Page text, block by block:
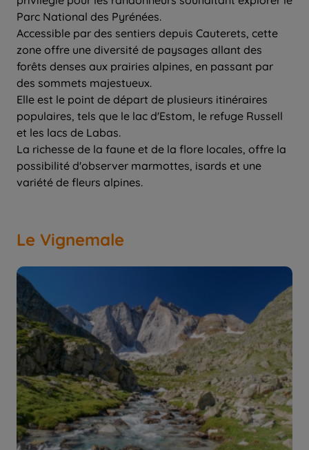
Parc National des Pyrénées.
Accessible par des sentiers depuis Cauterets, cette
zone offre une diversité de paysages allant des
forêts denses aux prairies alpines, en passant par
des sommets majestueux.
Elle est le point de départ de plusieurs itinéraires
populaires, tels que le lac d'Estom, le refuge Russell
et les lacs de Labas.
La richesse de la faune et de la flore locales, offre la
possibilité d'observer marmottes, isards et une
variété de fleurs alpines.
Le Vignemale